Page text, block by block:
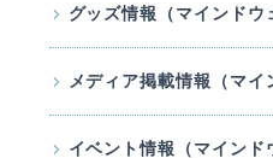
グッズ情報（マインドウ
イベント情報（マインド